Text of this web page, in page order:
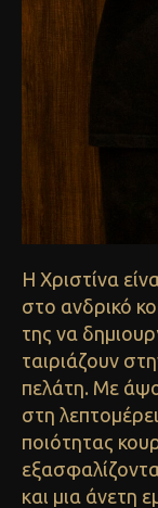
Η Χριστίνα
στο ανδρικό
της να
ταιριάζουν
πελάτη. Με
στη
ποιότητας
και μια άνετη